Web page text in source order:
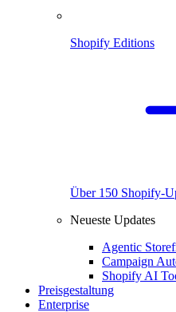
Shopify Editions
Über 150 Shopify-
Neueste Updates
Agentic
Campaign
Shopify AI
Preisgestaltung
Enterprise